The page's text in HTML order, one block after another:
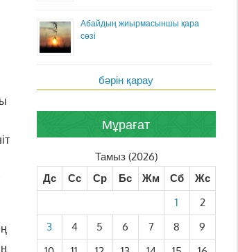
Абайдың жиырмасыншы қара
сөзі
бәрін қарау
Мұрағат
Тамыз (2026)
Дс
Сс Ср Бс Жм Сб
Жс
1
2
3
4 5 6 7 8
9